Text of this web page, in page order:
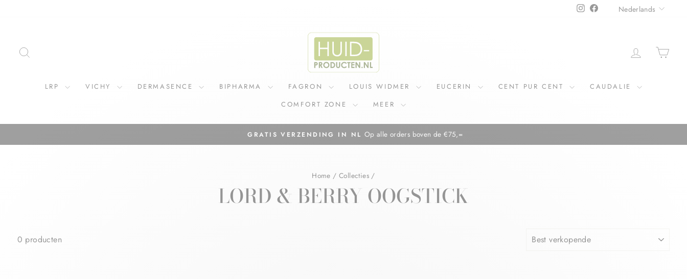
InstagramFacebookTAAL
Nederlands
LRP VICHY DERMASENCE BIPHARMA FAGRON LOUIS WIDMER EUCERIN CENT PUR CENT
CAUDALIE
COMFORT ZONE
MEER
Diavoorstelling
GRATIS VERZENDING IN NL Op alle orders boven de €75,=
Home / Collecties /
LORD & BERRY OOGSTICK
0 producten